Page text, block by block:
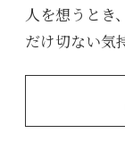
人を想うとき
だけ切ない気